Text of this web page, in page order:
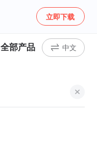
立即下载
全部产品 中文